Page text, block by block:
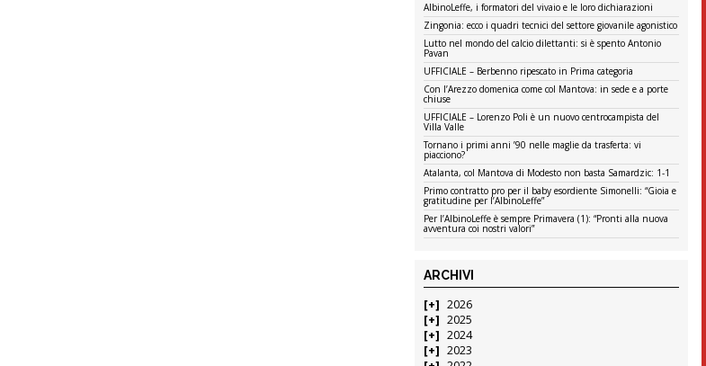
AlbinoLeffe, i formatori del vivaio e le loro dichiarazioni
Zingonia: ecco i quadri tecnici del settore giovanile agonistico
Lutto nel mondo del calcio dilettanti: si è spento Antonio
Pavan
UFFICIALE – Berbenno ripescato in Prima categoria
Con l’Arezzo domenica come col Mantova: in sede e a porte
chiuse
UFFICIALE – Lorenzo Poli è un nuovo centrocampista del
Villa Valle
Tornano i primi anni ’90 nelle maglie da trasferta: vi
piacciono?
Atalanta, col Mantova di Modesto non basta Samardzic: 1-1
Primo contratto pro per il baby esordiente Simonelli: “Gioia e
gratitudine per l’AlbinoLeffe”
Per l’AlbinoLeffe è sempre Primavera (1): “Pronti alla nuova
avventura coi nostri valori”
ARCHIVI
2026
2025
2024
2023